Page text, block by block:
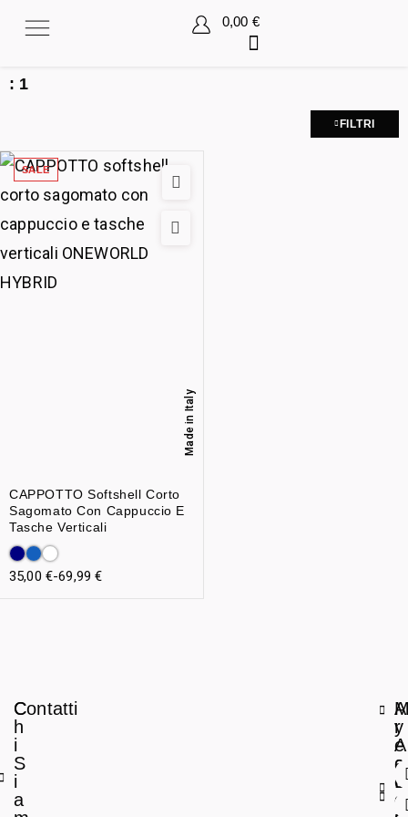
0,00 €
: 1
FILTRI
SALE
CAPPOTTO Softshell Corto
Sagomato Con Cappuccio E
Tasche Verticali
Made in Italy
35,00 €-69,99€
C
h
i
S
i
a
Contatti
A
r
e
a
L
e
y
A
c
c
o